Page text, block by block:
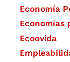
Economía
Economías
Ecoovida